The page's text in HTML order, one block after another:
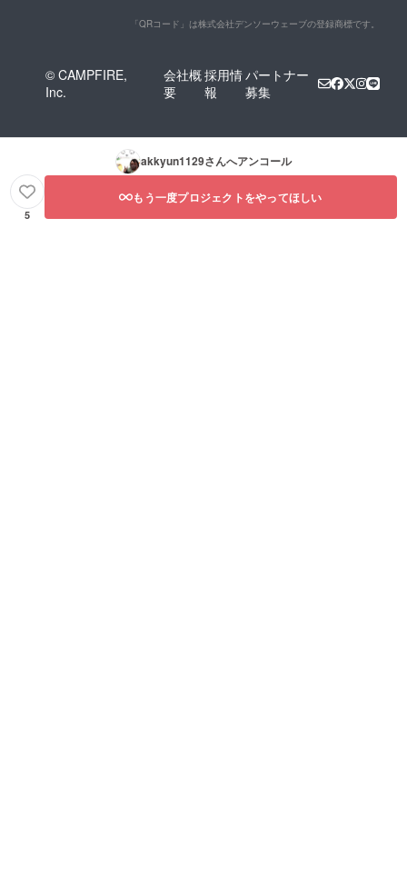
「QRコード」は株式会社デンソーウェーブの登録商標です。
© CAMPFIRE,
Inc.
会社概
要
採用情
報
パートナー
募集
akkyun1129さんへアンコール
5
もう一度プロジェクトをやってほしい